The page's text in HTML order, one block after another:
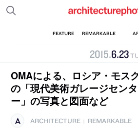
2015.6.23
OMAによる、ロシア・モス
の「現代美術ガレージセンタ
ー」の写真と図面など
ARCHITECTURE REMARKABLE